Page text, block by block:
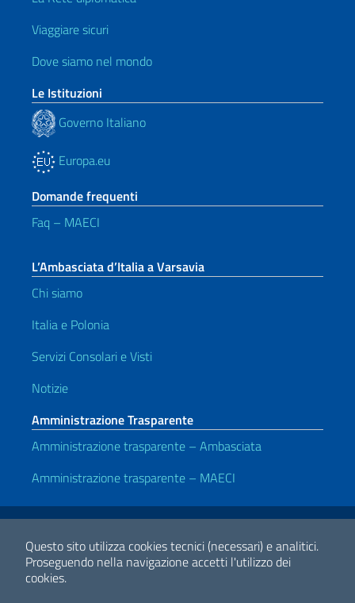
Questo sito utilizza cookies tecnici (necessari) e analitici.
Proseguendo nella navigazione accetti l'utilizzo dei
cookies.
Viaggiare sicuri
Dove siamo nel mondo
Le Istituzioni
Governo Italiano
Europa.eu
Domande frequenti
Faq – MAECI
L’Ambasciata d’Italia a Varsavia
Chi siamo
Italia e Polonia
Servizi Consolari e Visti
Notizie
Amministrazione Trasparente
Amministrazione trasparente – Ambasciata
Amministrazione trasparente – MAECI
Link Utili